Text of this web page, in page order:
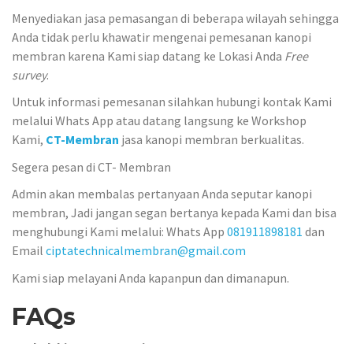
Menyediakan jasa pemasangan di beberapa wilayah sehingga
Anda tidak perlu khawatir mengenai pemesanan kanopi
membran karena Kami siap datang ke Lokasi Anda Free
survey.
Untuk informasi pemesanan silahkan hubungi kontak Kami
melalui Whats App atau datang langsung ke Workshop
Kami, CT-Membran jasa kanopi membran berkualitas.
Segera pesan di CT- Membran
Admin akan membalas pertanyaan Anda seputar kanopi
membran, Jadi jangan segan bertanya kepada Kami dan bisa
menghubungi Kami melalui: Whats App 081911898181 dan
Email ciptatechnicalmembran@gmail.com
Kami siap melayani Anda kapanpun dan dimanapun.
FAQs